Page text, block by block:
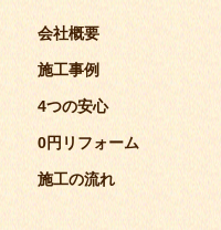
会社概要
施工事例
4つの安心
0円リフォーム
施工の流れ